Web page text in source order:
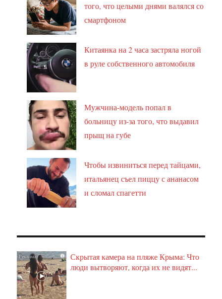
того, что целыми днями валялся со
смартфоном
Китаянка на 2 часа застряла ногой
в руле собственного автомобиля
Мужчина-модель попал в
больницу из-за того, что выдавил
прыщ на губе
Чтобы извиниться перед тайцами,
итальянец съел пиццу с ананасом
и сломал спагетти
i
Скрытая камера на пляже Крыма: Что
люди вытворяют, когда их не видят...